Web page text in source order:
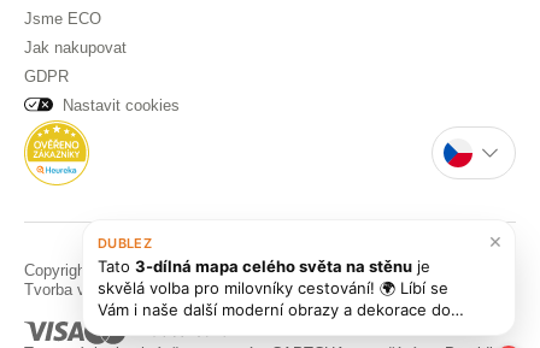
Jsme ECO
Jak nakupovat
GDPR
Nastavit cookies
Copyright © DUBLEZ 2026 | Všechna práva vyhrazena
Tvorba výkonných internetových obchodů odRIESENIA
DUBLEZ
Tato 3-dílná mapa celého světa na stěnu je
skvělá volba pro milovníky cestování! 🌍 Líbí se
Vám i naše další moderní obrazy a dekorace do
interiéru? Rádi Vám pomůžeme s výběrem!
×